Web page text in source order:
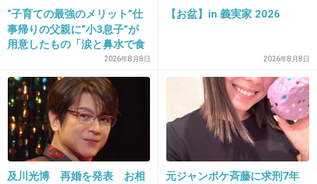
面白さに期待できない
14. 匿名 2015/06/27(土) 10:13:32
完全にまれと同じの悪いノリ
+71 -10
“子育ての最強のメリット”仕
事帰りの父親に“小3息子”が
用意したもの「涙と鼻水で食
べれない」「震える」の声
2026年8月8日
【お盆】in 義実家 2026
2026年8月8日
及川光博 再婚を発表 お相
元ジャンポケ斉藤に求刑7年